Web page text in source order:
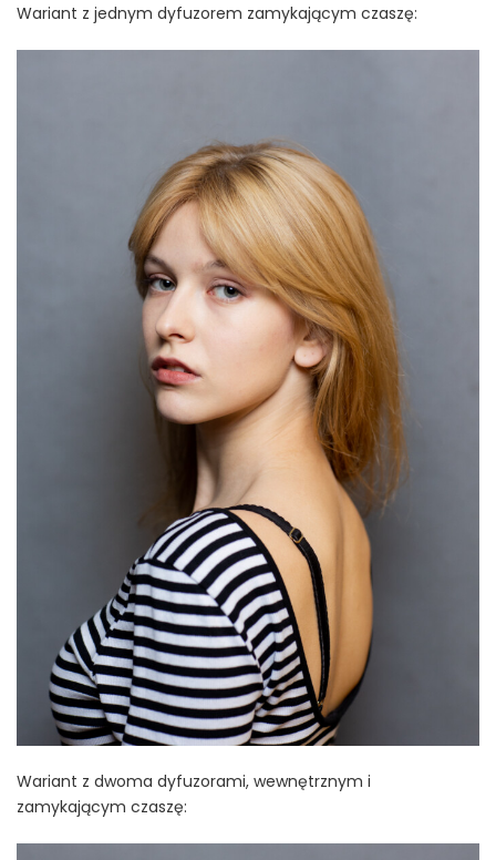
Wariant z jednym dyfuzorem zamykającym czaszę:
Wariant z dwoma dyfuzorami, wewnętrznym i
zamykającym czaszę: